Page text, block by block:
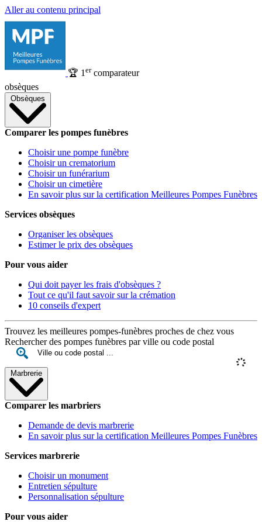
Aller au contenu principal
🏆 1 ercomparateur
obsèques
Obsèques
Comparer les pompes funèbres
Choisir une pompe funèbre
Choisir un crematorium
Choisir un funérarium
Choisir un cimetière
En savoir plus sur la certification Meilleures Pompes Funèbres
Services obsèques
Organiser les obsèques
Estimer le prix des obsèques
Pour vous aider
Qui doit payer les frais d'obsèques ?
Tout ce qu'il faut savoir sur la crémation
10 conseils d'expert
Trouvez les meilleures pompes-funèbres proches de chez vous
Rechercher des pompes funèbres par ville ou code postal
Marbrerie
Comparer les marbriers
Demande de devis marbrerie
En savoir plus sur la certification Meilleures Pompes Funèbres
Services marbrerie
Choisir un monument
Entretien sépulture
Personnalisation sépulture
Pour vous aider